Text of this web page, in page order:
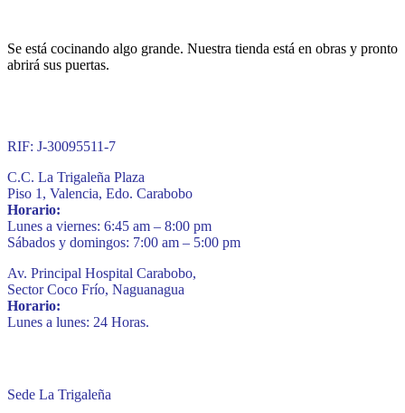
Se está cocinando algo grande. Nuestra tienda está en obras y pronto
abrirá sus puertas.
RIF: J-30095511-7
C.C. La Trigaleña Plaza
Piso 1, Valencia, Edo. Carabobo
Horario:
Lunes a viernes: 6:45 am – 8:00 pm
Sábados y domingos: 7:00 am – 5:00 pm
Av. Principal Hospital Carabobo,
Sector Coco Frío, Naguanagua
Horario:
Lunes a lunes: 24 Horas.
Sede La Trigaleña